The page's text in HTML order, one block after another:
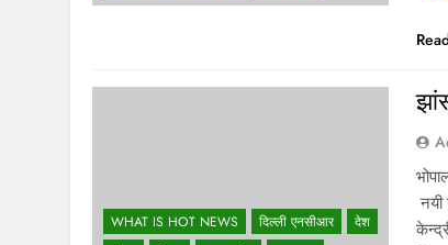
WHAT IS HOT NEWS दिल्ली एनसीआर
देश
नयी